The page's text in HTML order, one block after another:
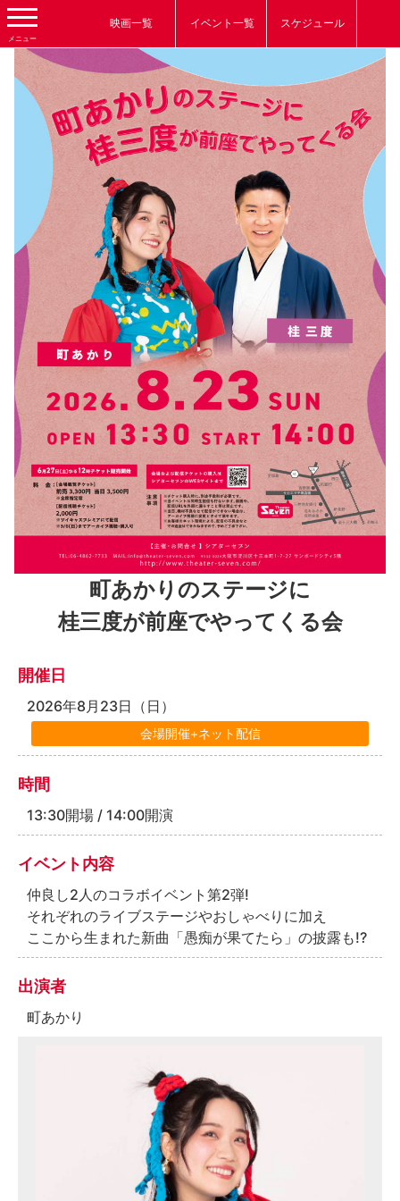
メニュー
映画一覧 イベント一覧 スケジュール
町あかりのステージに
桂三度が前座でやってくる会
開催日
2026年8月23日（日）
時間
13:30開場 / 14:00開演
イベント内容
仲良し2人のコラボイベント第2弾!
それぞれのライブステージやおしゃべりに加え
ここから生まれた新曲「愚痴が果てたら」の披露も!?
出演者
町あかり